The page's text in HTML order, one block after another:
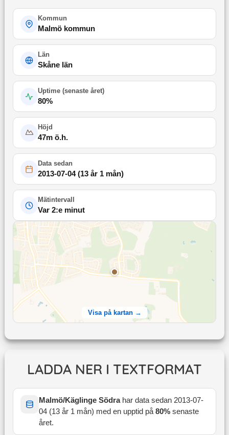
Kommun
Malmö kommun
Län
Skåne län
Uptime (senaste året)
80%
Höjd
47m ö.h.
Data sedan
2013-07-04(13 år 1 mån)
Mätintervall
Var 2:e minut
Visa på kartan →
LADDA NER I TEXTFORMAT
Malmö/Käglinge Södrahar data sedan 2013-07-
04(13 år 1 mån) med en upptid på80% senaste
året.